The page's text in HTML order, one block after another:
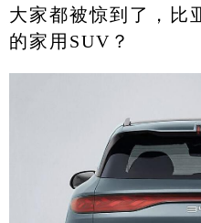
大家都被惊到了，比
的家用SUV？